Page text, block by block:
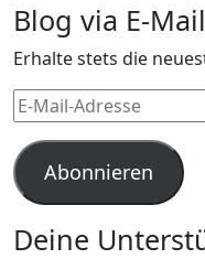
Blog via E-
Erhalte stets die
E-
Mail-
Adresse
Abonnieren
Deine